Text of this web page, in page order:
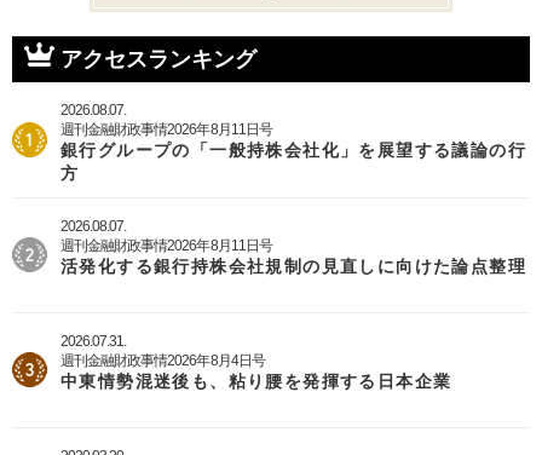
アクセスランキング
2026.08.07.
週刊金融財政事情2026年8月11日号
銀行グループの「一般持株会社化」を展望する議論の行
方
2026.08.07.
週刊金融財政事情2026年8月11日号
活発化する銀行持株会社規制の見直しに向けた論点整理
2026.07.31.
週刊金融財政事情2026年8月4日号
中東情勢混迷後も、粘り腰を発揮する日本企業